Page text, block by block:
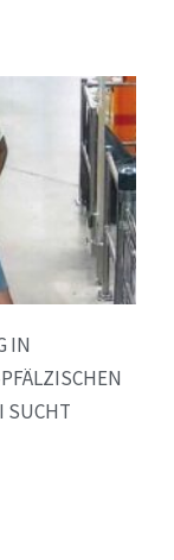
IN
SUCHT